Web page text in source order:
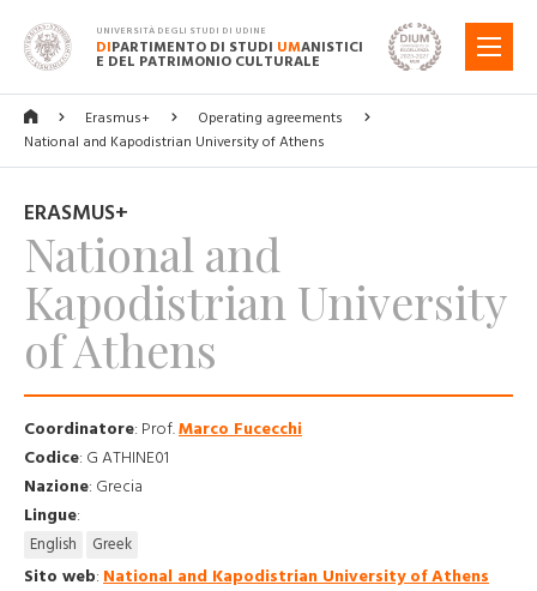
UNIVERSITÀ DEGLI STUDI DI UDINE
DIPARTIMENTO DI STUDI UMANISTICI
E DEL PATRIMONIO CULTURALE
MENU
Erasmus+
Operating agreements
National and Kapodistrian University of Athens
ERASMUS+
National and
Kapodistrian University
of Athens
Coordinatore: Prof.Marco Fucecchi
Codice: G ATHINE01
Nazione: Grecia
Lingue:
English Greek
Sito web: National and Kapodistrian University of Athens